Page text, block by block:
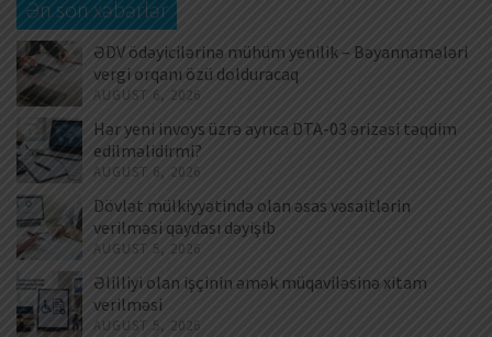
Ən son xəbərlər
ƏDV ödəyicilərinə mühüm yenilik – Bəyannamələri
vergi orqanı özü dolduracaq
AUGUST 6, 2026
Hər yeni invoys üzrə ayrıca DTA-03 ərizəsi təqdim
edilməlidirmi?
AUGUST 6, 2026
Dövlət mülkiyyətində olan əsas vəsaitlərin
verilməsi qaydası dəyişib
AUGUST 5, 2026
Əlilliyi olan işçinin əmək müqaviləsinə xitam
verilməsi
AUGUST 5, 2026